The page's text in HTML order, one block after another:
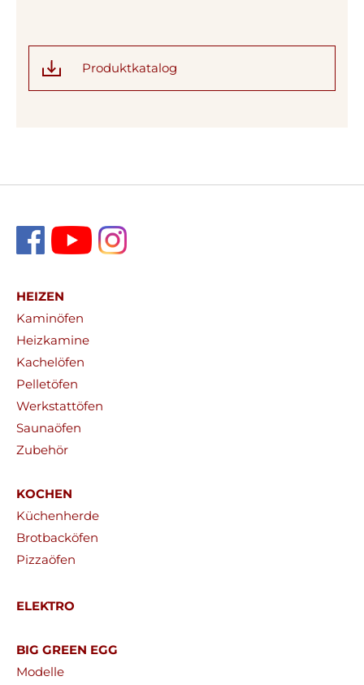
Produktkatalog
HEIZEN
Kaminöfen
Heizkamine
Kachelöfen
Pelletöfen
Werkstattöfen
Saunaöfen
Zubehör
KOCHEN
Küchenherde
Brotbacköfen
Pizzaöfen
ELEKTRO
BIG GREEN EGG
Modelle